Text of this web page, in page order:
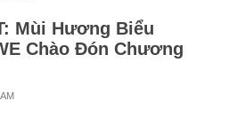
Mùi Hương Biểu
Chào Đón Chương